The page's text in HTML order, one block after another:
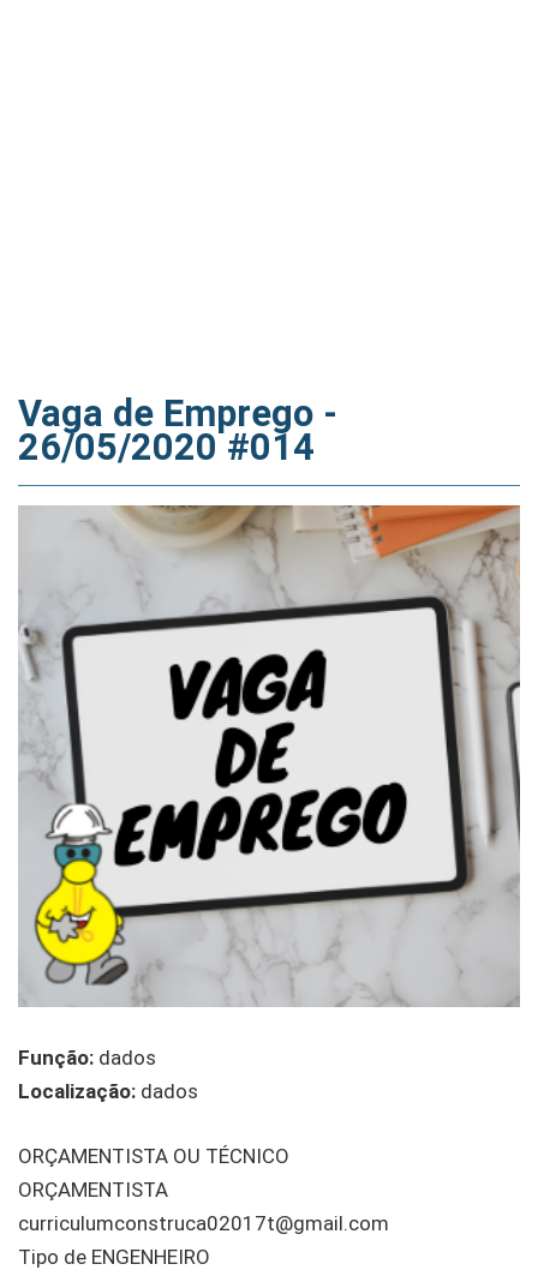
Vaga de Emprego -
26/05/2020 #014
Função: dados
Localização: dados
ORÇAMENTISTA OU TÉCNICO
ORÇAMENTISTA
curriculumconstruca02017t@gmail.com
Tipo de ENGENHEIRO